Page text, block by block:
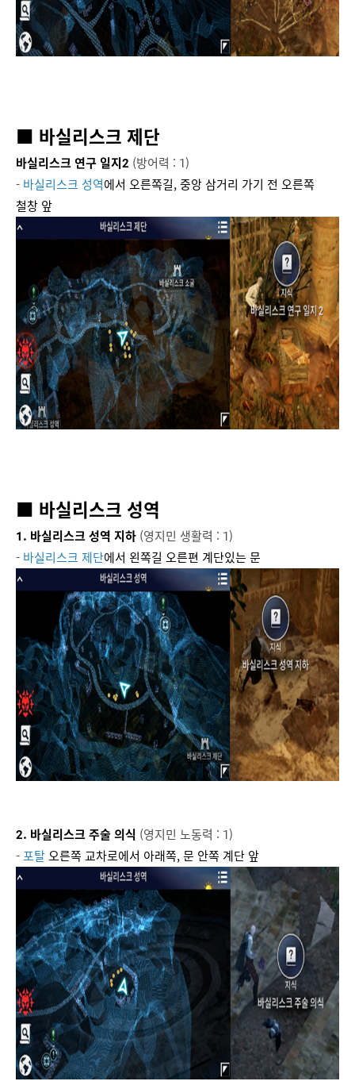
■ 바실리스크 제단
바실리스크 연구 일지2 (방어력 : 1)
- 바실리스크 성역에서 오른쪽길, 중앙 삼거리 가기 전 오른쪽
철창 앞
■ 바실리스크 성역
1. 바실리스크 성역 지하 (영지민 생활력 : 1)
- 바실리스크 제단에서 왼쪽길 오른편 계단있는 문
2. 바실리스크 주술 의식 (영지민 노동력 : 1)
-포탈오른쪽 교차로에서 아래쪽, 문 안쪽 계단 앞